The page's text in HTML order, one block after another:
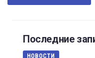
Последние
НОВОСТИ